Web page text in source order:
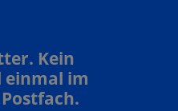
Kein
einmal im